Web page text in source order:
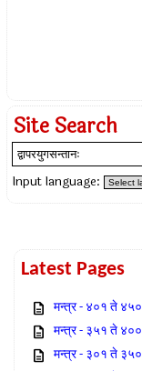
Site Search
Input language:
Latest Pages
मन्त्र - ४०१ ते ४५०
मन्त्र - ३५१ ते ४००
मन्त्र - ३०१ ते ३५०